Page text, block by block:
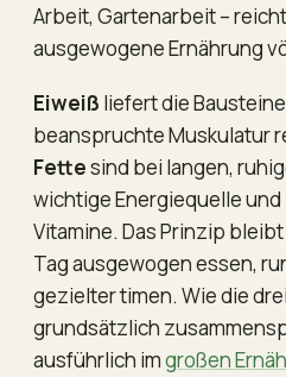
Arbeit, Gartenarbeit –
ausgewogene Ernährung
Eiweiß liefert die
beanspruchte Muskulatur
Fettesind bei langen,
wichtige Energiequelle
Vitamine. Das Prinzip
Tag ausgewogen essen,
gezielter timen. Wie die
grundsätzlich
ausführlich imgroßen